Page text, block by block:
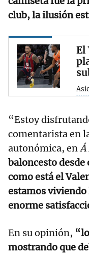
club, la ilusión
El
“Estoy
comentarista en
autonómica, enÁ
baloncesto
como está el
estamos viviendo
enorme
En su opinión,
mostrando que